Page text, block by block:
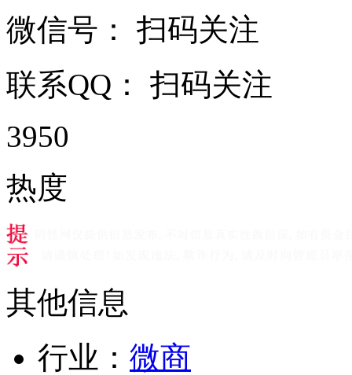
微信号： 扫码关注
联系QQ： 扫码关注
3950
热度
其他信息
行业： 微商